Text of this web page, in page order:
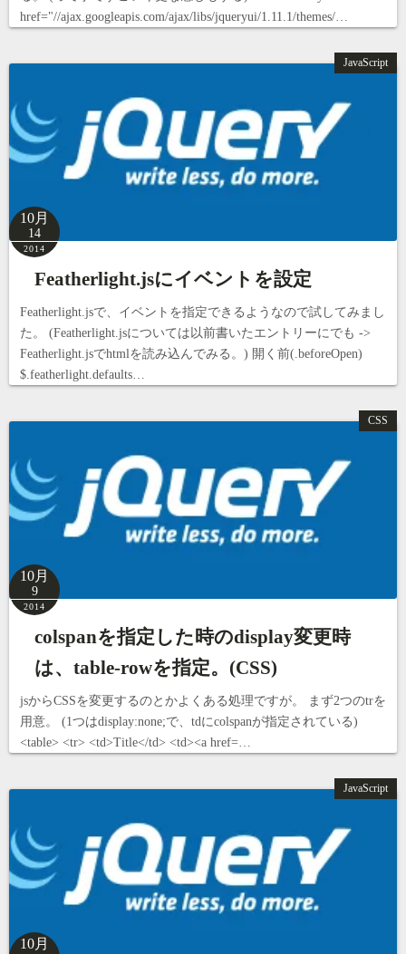
href="//ajax.googleapis.com/ajax/libs/jqueryui/1.11.1/themes/…
JavaScript
10月
14
2014
Featherlight.jsにイベントを設定
Featherlight.jsで、イベントを指定できるようなので試してみまし
た。 (Featherlight.jsについては以前書いたエントリーにでも ->
Featherlight.jsでhtmlを読み込んでみる。) 開く前(.beforeOpen)
$.featherlight.defaults…
CSS
10月
9
2014
colspanを指定した時のdisplay変更時
は、table-rowを指定。(CSS)
jsからCSSを変更するのとかよくある処理ですが。 まず2つのtrを
用意。 (1つはdisplay:none;で、tdにcolspanが指定されている)
<table> <tr> <td>Title</td> <td><a href=…
JavaScript
10月